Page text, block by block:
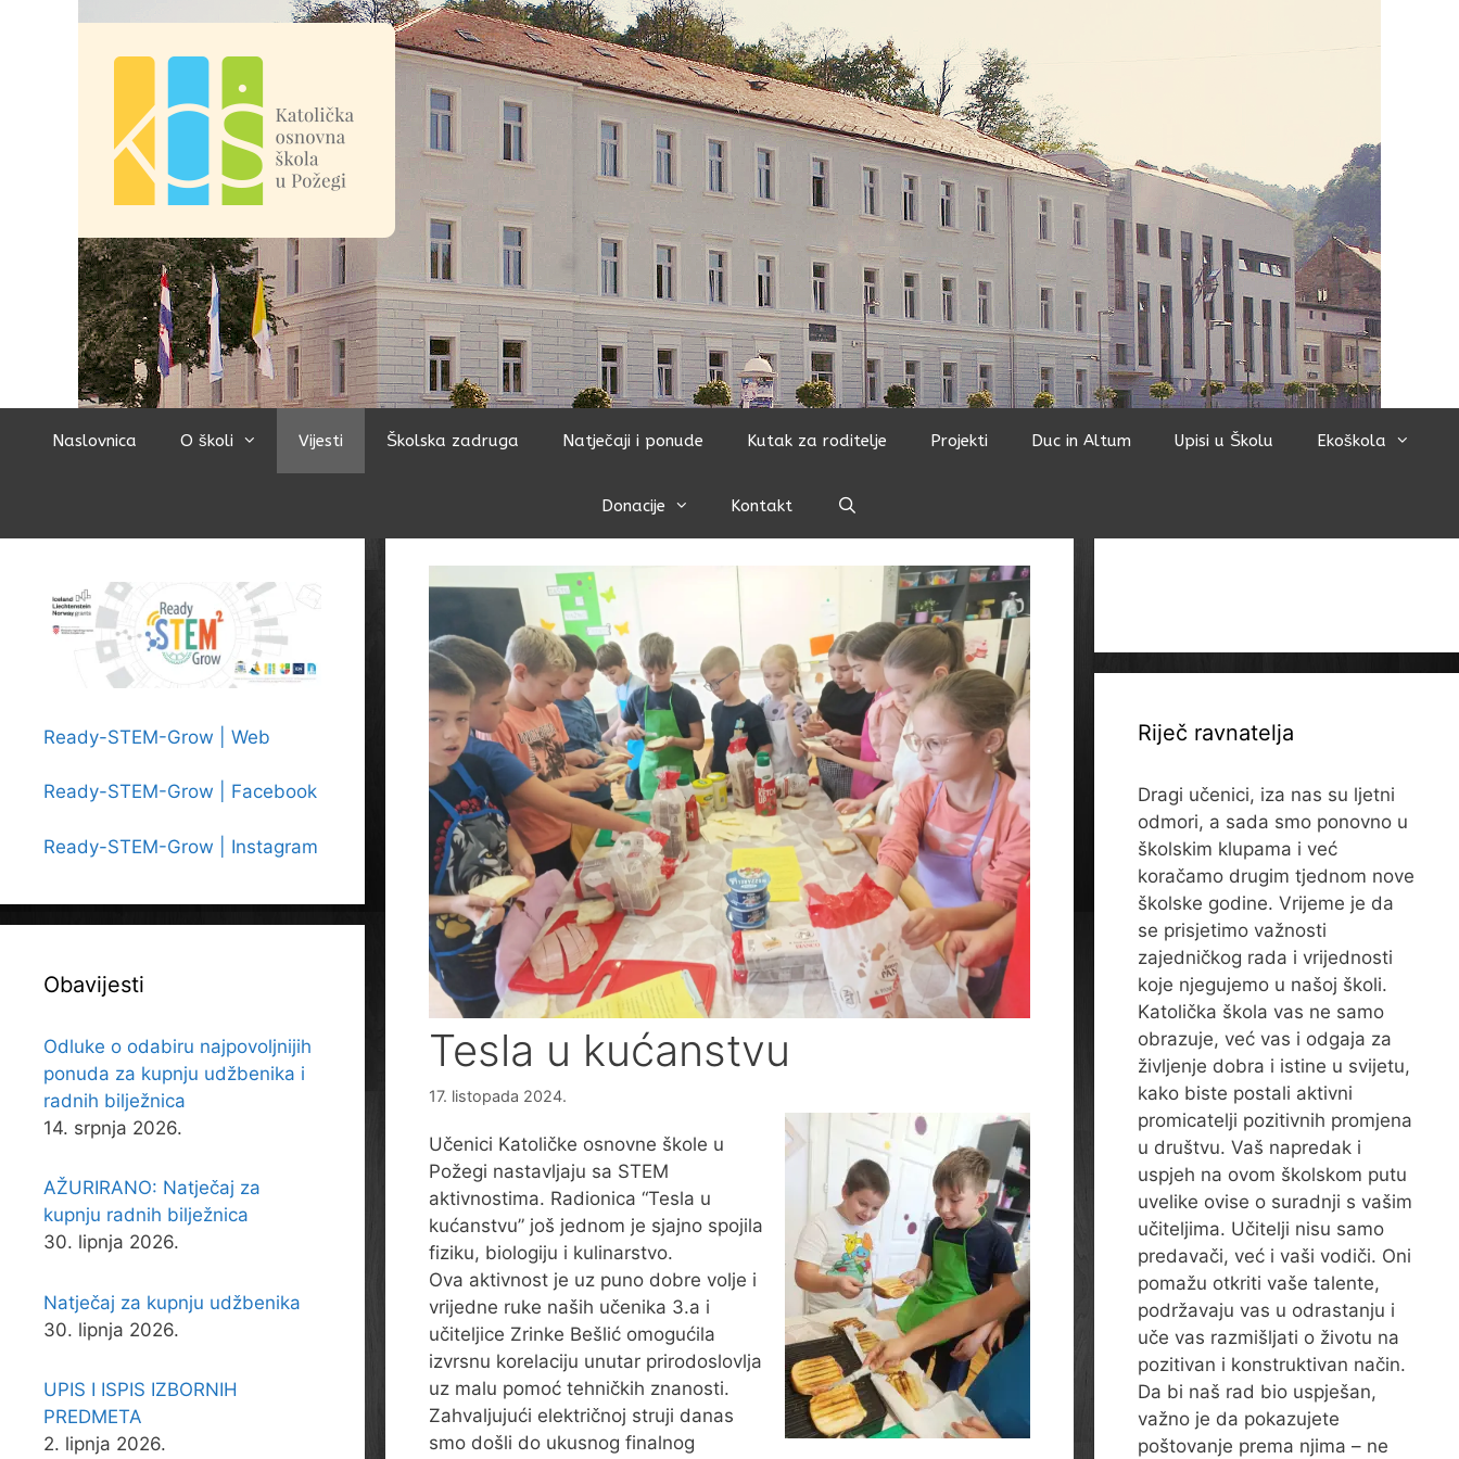
Naslovnica O školi Vijesti Školska zadruga Natječaji i ponude Kutak za roditelje Projekti Duc in Altum Upisi u Školu Ekoškola
Donacije Kontakt
Tesla u kućanstvu
17. listopada 2024.
Učenici Katoličke osnovne škole u
Požegi nastavljaju sa STEM
aktivnostima. Radionica “Tesla u
kućanstvu” još jednom je sjajno spojila
fiziku, biologiju i kulinarstvo.
Ova aktivnost je uz puno dobre volje i
vrijedne ruke naših učenika 3.a i
učiteljice Zrinke Bešlić omogućila
izvrsnu korelaciju unutar prirodoslovlja
uz malu pomoć tehničkih znanosti.
Zahvaljujući električnoj struji danas
smo došli do ukusnog finalnog
Ready-STEM-Grow | Web
Ready-STEM-Grow | Facebook
Ready-STEM-Grow | Instagram
Obavijesti
Odluke o odabiru najpovoljnijih
ponuda za kupnju udžbenika i
radnih bilježnica
14. srpnja 2026.
AŽURIRANO: Natječaj za
kupnju radnih bilježnica
30. lipnja 2026.
Natječaj za kupnju udžbenika
30. lipnja 2026.
UPIS I ISPIS IZBORNIH
PREDMETA
2. lipnja 2026.
Riječ ravnatelja
Dragi učenici, iza nas su ljetni
odmori, a sada smo ponovno u
školskim klupama i već
koračamo drugim tjednom nove
školske godine. Vrijeme je da
se prisjetimo važnosti
zajedničkog rada i vrijednosti
koje njegujemo u našoj školi.
Katolička škola vas ne samo
obrazuje, već vas i odgaja za
življenje dobra i istine u svijetu,
kako biste postali aktivni
promicatelji pozitivnih promjena
u društvu. Vaš napredak i
uspjeh na ovom školskom putu
uvelike ovise o suradnji s vašim
učiteljima. Učitelji nisu samo
predavači, već i vaši vodiči. Oni
pomažu otkriti vaše talente,
podržavaju vas u odrastanju i
uče vas razmišljati o životu na
pozitivan i konstruktivan način.
Da bi naš rad bio uspješan,
važno je da pokazujete
poštovanje prema njima – ne